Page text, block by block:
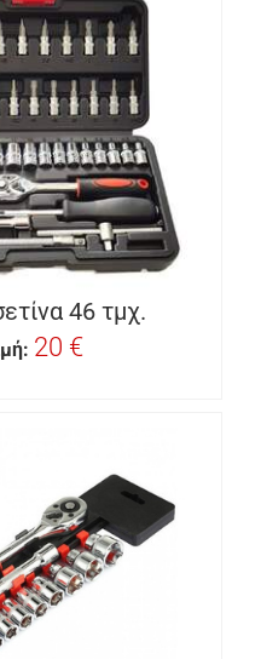
46 τμχ.
20 €